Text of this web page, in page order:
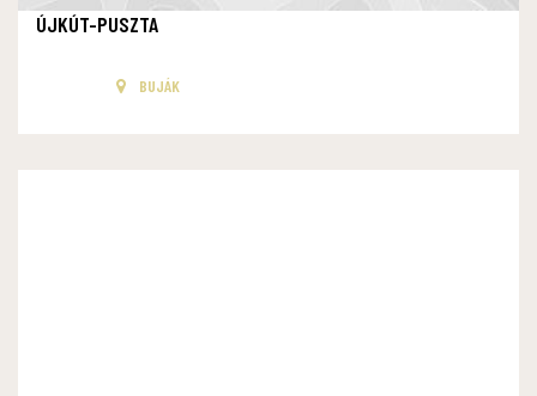
ÚJKÚT-PUSZTA
BUJÁK